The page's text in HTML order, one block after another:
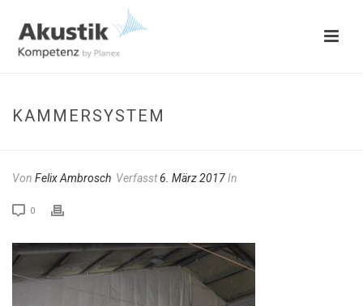
KAMMERSYSTEM
Von Felix Ambrosch Verfasst6. März 2017In
0